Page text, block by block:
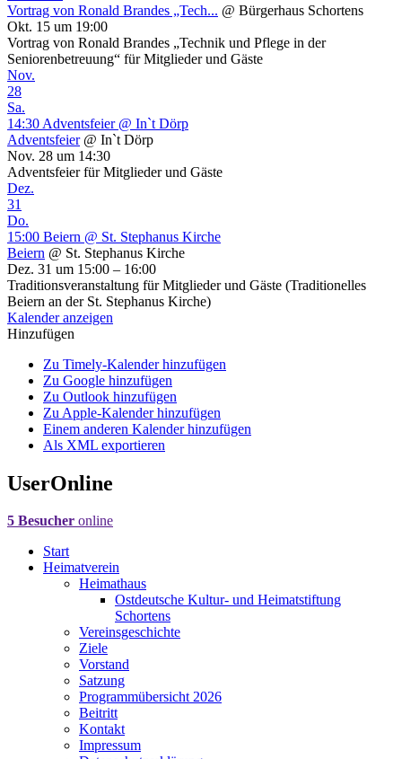
Vortrag von Ronald Brandes „Tech... @ Bürgerhaus Schortens
Okt. 15 um 19:00
Vortrag von Ronald Brandes „Technik und Pflege in der
Seniorenbetreuung“ für Mitglieder und Gäste
Nov.
28
Sa.
14:30 Adventsfeier @ In`t Dörp
Adventsfeier @ In`t Dörp
Nov. 28 um 14:30
Adventsfeier für Mitglieder und Gäste
Dez.
31
Do.
15:00 Beiern @ St. Stephanus Kirche
Beiern @ St. Stephanus Kirche
Dez. 31 um 15:00 – 16:00
Traditionsveranstaltung für Mitglieder und Gäste (Traditionelles
Beiern an der St. Stephanus Kirche)
Kalender anzeigen
Hinzufügen
Zu Timely-Kalender hinzufügen
Zu Google hinzufügen
Zu Outlook hinzufügen
Zu Apple-Kalender hinzufügen
Einem anderen Kalender hinzufügen
Als XML exportieren
UserOnline
5 Besucher online
Start
Heimatverein
Heimathaus
Ostdeutsche Kultur- und Heimatstiftung
Schortens
Vereinsgeschichte
Ziele
Vorstand
Satzung
Programmübersicht 2026
Beitritt
Kontakt
Impressum